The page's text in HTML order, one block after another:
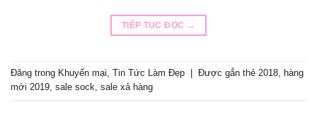
TIẾP TỤC ĐỌC →
Đăng trong Khuyến mại Tin Tức Làm Đẹp Được gắn thẻ 2018
hàng
mới 2019 sale sock sale xả hàng